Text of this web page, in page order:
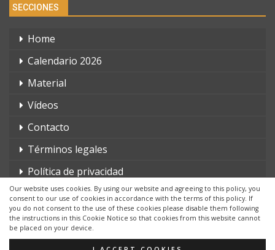
Our website uses cookies. By using our website and agreeing to this policy, you
consent to our use of cookies in accordance with the terms of this policy. If
you do not consent to the use of these cookies please disable them following
the instructions in this Cookie Notice so that cookies from this website cannot
be placed on your device.
SECCIONES
Home
Calendario 2026
Material
Vídeos
Contacto
Términos legales
Política de privacidad
© 2026 - triatlonchannel.com. Todos los derechos reservados.
Página web creada por:Whyaweb.es